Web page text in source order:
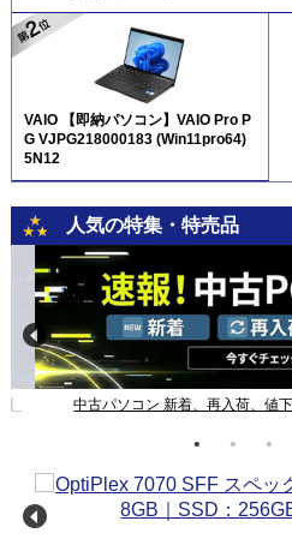
VAIO 【即納パソコン】VAIO Pro P
G VJPG218000183 (Win11pro64)
5N12
人気の特集・特売品
更新】 Windows11